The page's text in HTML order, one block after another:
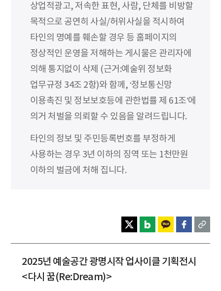
상업적광고, 저속한 표현, 사람, 단체를 비방할
목적으로 공연히 사실/허위사실을 적시하여
타인의 명예를 훼손할 경우 등 홈페이지의
정상적인 운영을 저해하는 게시물은 관리자에
의해 통지없이 삭제 (근거:예술위 정보화
업무규정 34조 2항)와 함께, ‘정보통신망
이용촉진 및 정보보호등에 관한법률 제 61조’에
의거 처벌을 의뢰할 수 있음을 알려드립니다.
타인의 정보 및 주민등록번호를 부정하게
사용하는 경우 3년 이하의 징역 또는 1천만원
이하의 벌금에 처해 집니다.
2025년 예술공간 광명시작 업사이클 기획전시
<다시 꿈(Re:Dream)>